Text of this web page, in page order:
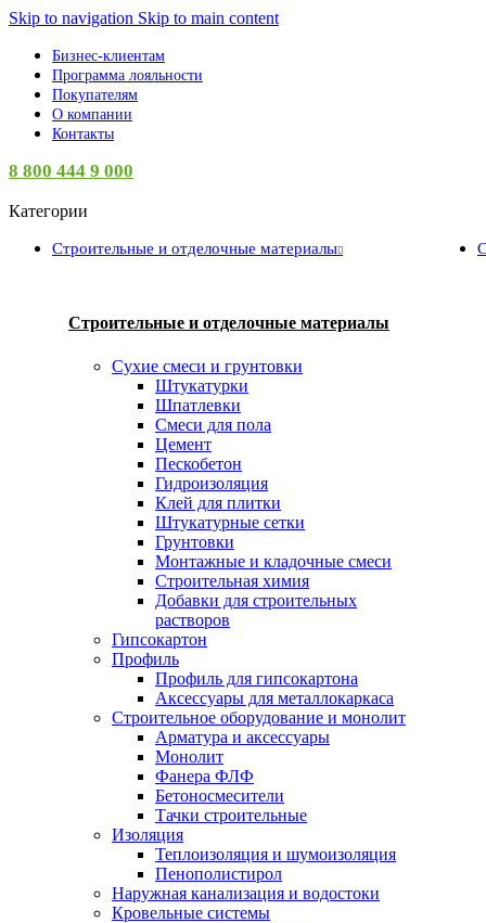
Skip to navigation Skip to main content
Бизнес-клиентам
Программа лояльности
Покупателям
О компании
Контакты
8 800 444 9 000
Категории
Строительные и отделочные материалы
Строительные и отделочные материалы
Сухие смеси и грунтовки
Штукатурки
Шпатлевки
Смеси для пола
Цемент
Пескобетон
Гидроизоляция
Клей для плитки
Штукатурные сетки
Грунтовки
Монтажные и кладочные смеси
Строительная химия
Добавки для строительных
растворов
Гипсокартон
Профиль
Профиль для гипсокартона
Аксессуары для металлокаркаса
Строительное оборудование и монолит
Арматура и аксессуары
Монолит
Фанера ФЛФ
Бетоносмесители
Тачки строительные
Изоляция
Теплоизоляция и шумоизоляция
Пенополистирол
Наружная канализация и водостоки
Кровельные системы